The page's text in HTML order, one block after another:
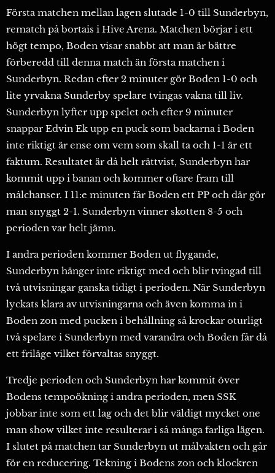
Första matchen mellan lagen slutade 1-0 till Sunderbyn,
rematch på bortais i Hive Arena. Matchen börjar i ett
högt tempo, Boden visar snabbt att man är bättre
förberedd till denna match än första matchen i
Sunderbyn. Redan efter 2 minuter gör Boden 1-0 och
lite yrvakna Sunderby spelare tvingas vakna till liv.
Sunderbyn lyfter upp spelet och efter 9 minuter
snappar Edvin Ek upp en puck som backarna i Boden
inte riktigt är ense om vem som skall ta och 1-1 är ett
faktum. Resultatet är då helt rättvist, Sunderbyn har
kommit upp i banan och kommer oftare fram till
målchanser. I 11:e minuten får Boden ett PP och där gör
man snyggt 2-1. Sunderbyn vinner skotten 8-5 och
perioden var helt jämn.
I andra perioden kommer Boden ut flygande,
Sunderbyn hänger inte riktigt med och blir tvingad till
två utvisningar ganska tidigt i perioden. När Sunderbyn
lyckats klara av utvisningarna och även komma in i
Boden zon med pucken i behållning så krockar oturligt
två spelare i Sunderbyn med varandra och Boden får då
ett friläge vilket förvaltas snyggt.
Tredje perioden och Sunderbyn har kommit över
Bodens tempoökning i andra perioden, men SSK
jobbar inte som ett lag och det blir väldigt mycket one
man show vilket inte resulterar i så många farliga lägen.
I slutet på matchen tar Sunderbyn ut målvakten och går
för en reducering. Tekning i Bodens zon och klockren